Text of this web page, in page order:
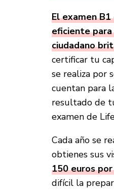
El examen
eficiente
ciudadano
certificar tu
se realiza por
cuentan para
resultado de
examen de
Cada año se
obtienes sus
150 euros
difícil la